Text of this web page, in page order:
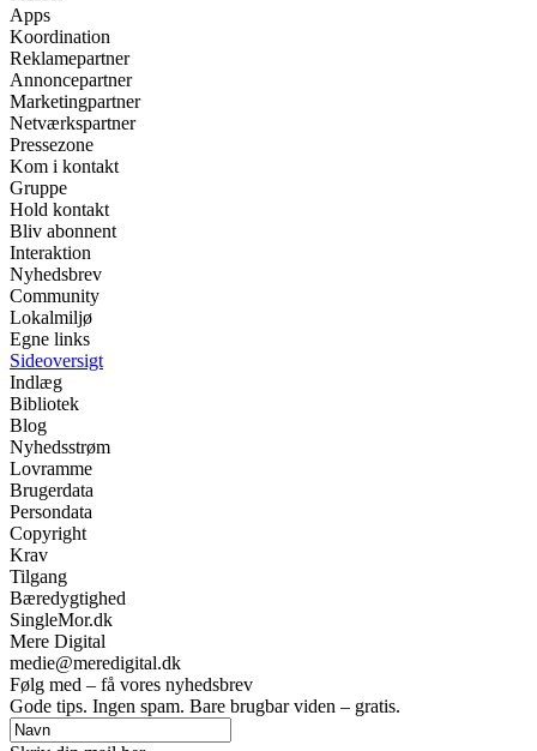
Apps
Koordination
Reklamepartner
Annoncepartner
Marketingpartner
Netværkspartner
Pressezone
Kom i kontakt
Gruppe
Hold kontakt
Bliv abonnent
Interaktion
Nyhedsbrev
Community
Lokalmiljø
Egne links
Sideoversigt
Indlæg
Bibliotek
Blog
Nyhedsstrøm
Lovramme
Brugerdata
Persondata
Copyright
Krav
Tilgang
Bæredygtighed
SingleMor.dk
Mere Digital
medie@meredigital.dk
Følg med – få vores nyhedsbrev
Gode tips. Ingen spam. Bare brugbar viden – gratis.